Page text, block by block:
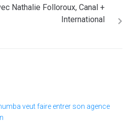
Nathalie Folloroux, Canal +
International
veut faire entrer son agence